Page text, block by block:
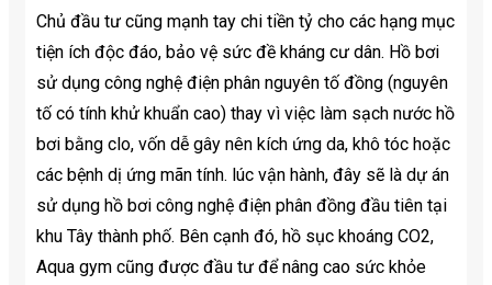
Chủ đầu tư cũng mạnh tay chi tiền tỷ cho các hạng mục
tiện ích độc đáo, bảo vệ sức đề kháng cư dân. Hồ bơi
sử dụng công nghệ điện phân nguyên tố đồng (nguyên
tố có tính khử khuẩn cao) thay vì việc làm sạch nước hồ
bơi bằng clo, vốn dễ gây nên kích ứng da, khô tóc hoặc
các bệnh dị ứng mãn tính. lúc vận hành, đây sẽ là dự án
sử dụng hồ bơi công nghệ điện phân đồng đầu tiên tại
khu Tây thành phố. Bên cạnh đó, hồ sục khoáng CO2,
Aqua gym cũng được đầu tư để nâng cao sức khỏe